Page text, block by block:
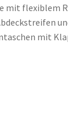
mit flexiblem
mit